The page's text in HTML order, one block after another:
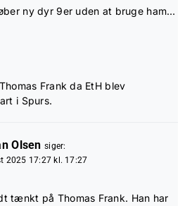
ny dyr 9er uden at bruge ham…
Frank da EtH blev
i Spurs.
Olsen siger:
2025 17:27 kl. 17:27
tænkt på Thomas Frank. Han har